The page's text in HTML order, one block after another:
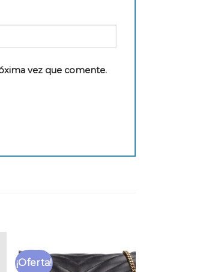
vez que comente.
¡Oferta!